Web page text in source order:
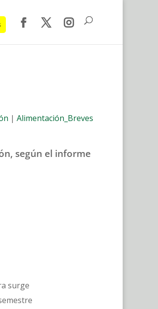
| Alimentación_Breves
según el informe
surge